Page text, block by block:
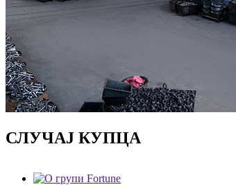
СЛУЧАЈ КУПЦА